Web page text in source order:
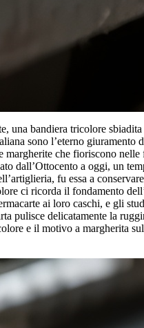
una bandiera tricolore
sono l’eterno giuramento
che fioriscono
dall’Ottocento a oggi, un
fu essa a
ci ricorda il fondamento
ai loro caschi, e gli
pulisce delicatamente la
e il motivo a margherita